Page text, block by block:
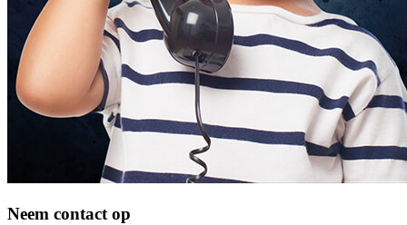
Neem contact op